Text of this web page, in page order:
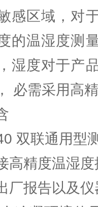
感区域，对
的温湿度测
湿度对于产
必需采用高
双联通用型
高精度温湿度
厂报告以及仪